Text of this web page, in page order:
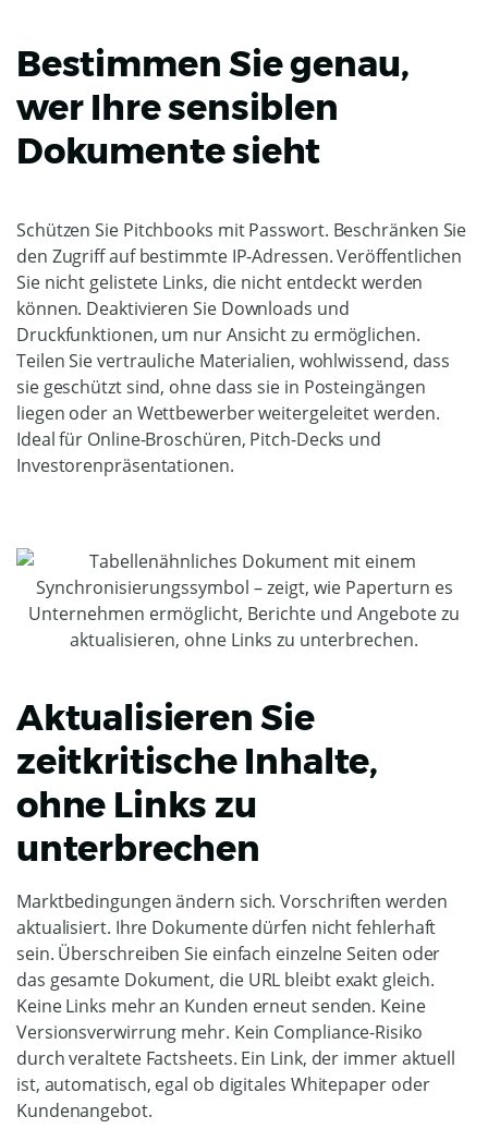
Bestimmen Sie genau,
wer Ihre sensiblen
Dokumente sieht
Schützen Sie Pitchbooks mit Passwort. Beschränken Sie
den Zugriff auf bestimmte IP-Adressen. Veröffentlichen
Sie nicht gelistete Links, die nicht entdeckt werden
können. Deaktivieren Sie Downloads und
Druckfunktionen, um nur Ansicht zu ermöglichen.
Teilen Sie vertrauliche Materialien, wohlwissend, dass
sie geschützt sind, ohne dass sie in Posteingängen
liegen oder an Wettbewerber weitergeleitet werden.
Ideal für Online-Broschüren, Pitch-Decks und
Investorenpräsentationen.
Aktualisieren Sie
zeitkritische Inhalte,
ohne Links zu
unterbrechen
Marktbedingungen ändern sich. Vorschriften werden
aktualisiert. Ihre Dokumente dürfen nicht fehlerhaft
sein. Überschreiben Sie einfach einzelne Seiten oder
das gesamte Dokument, die URL bleibt exakt gleich.
Keine Links mehr an Kunden erneut senden. Keine
Versionsverwirrung mehr. Kein Compliance-Risiko
durch veraltete Factsheets. Ein Link, der immer aktuell
ist, automatisch, egal ob digitales Whitepaper oder
Kundenangebot.